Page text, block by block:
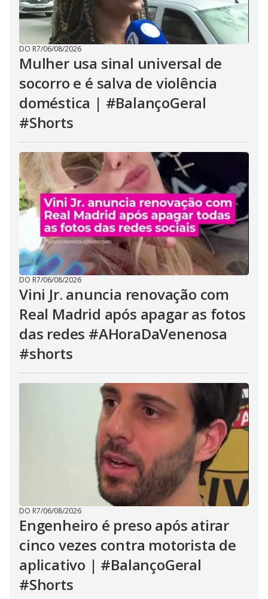
DO R7/06/08/2026
Mulher usa sinal universal de
socorro e é salva de violência
doméstica | #BalançoGeral
#Shorts
DO R7/06/08/2026
Vini Jr. anuncia renovação com
Real Madrid após apagar as fotos
das redes #AHoraDaVenenosa
#shorts
DO R7/06/08/2026
Engenheiro é preso após atirar
cinco vezes contra motorista de
aplicativo | #BalançoGeral
#Shorts